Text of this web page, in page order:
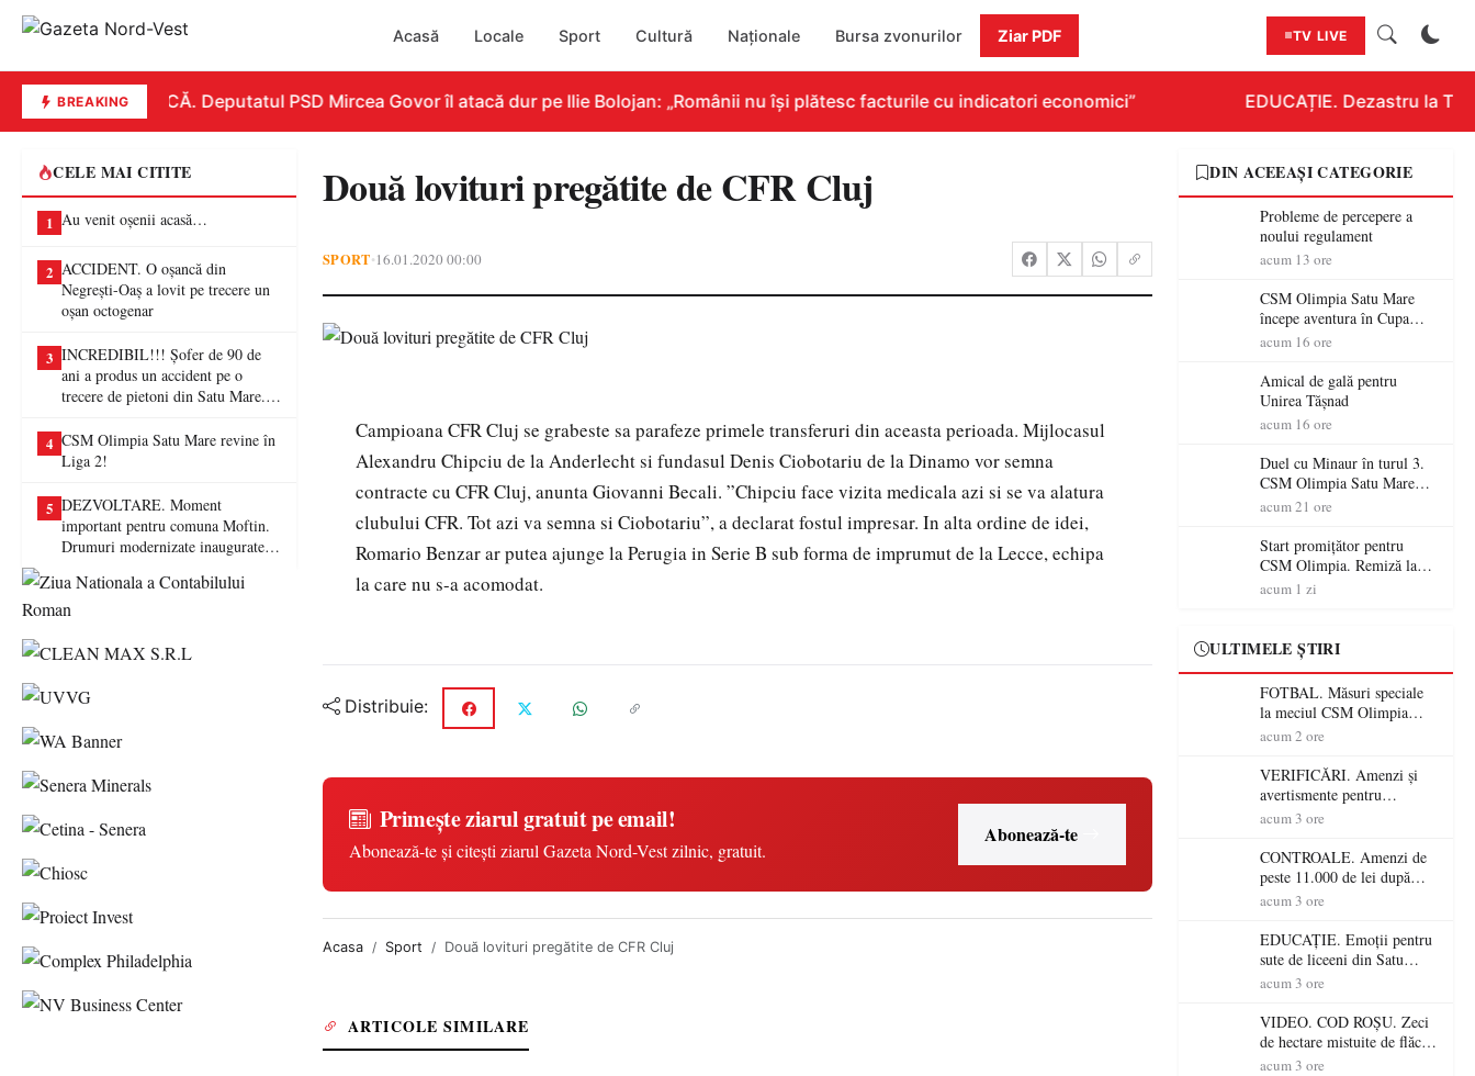
Acasă Locale Sport Cultură Naționale Bursa zvonurilor Ziar PDF TV LIVE
BREAKINGREPLICĂ. Deputatul PSD Mircea Govor îl atacă dur pe Ilie Bolojan: „Românii nu își plătesc facturile cu indicatori economici” EDUCAȚIE. Dezastru la
CELE MAI CITITE
1 Au venit oșenii acasă…
2 ACCIDENT. O oșancă din
Negrești-Oaș a lovit pe trecere un
oșan octogenar
3 INCREDIBIL!!! Șofer de 90 de
ani a produs un accident pe o
trecere de pietoni din Satu Mare. O
4 CSM Olimpia Satu Mare revine în
Liga 2!
5 DEZVOLTARE. Moment
important pentru comuna Moftin.
Drumuri modernizate inaugurate în
Două lovituri pregătite de CFR Cluj
SPORT•16.01.2020 00:00
Campioana CFR Cluj se grabeste sa parafeze primele transferuri din aceasta perioada. Mijlocasul
Alexandru Chipciu de la Anderlecht si fundasul Denis Ciobotariu de la Dinamo vor semna
contracte cu CFR Cluj, anunta Giovanni Becali. ”Chipciu face vizita medicala azi si se va alatura
clubului CFR. Tot azi va semna si Ciobotariu”, a declarat fostul impresar. In alta ordine de idei,
Romario Benzar ar putea ajunge la Perugia in Serie B sub forma de imprumut de la Lecce, echipa
la care nu s-a acomodat.
Distribuie:
Primește ziarul gratuit pe email!
Abonează-te și citești ziarul Gazeta Nord-Vest zilnic, gratuit.
Abonează-te
Acasa Sport Două lovituri pregătite de CFR Cluj
ARTICOLE SIMILARE
DIN ACEEAȘI CATEGORIE
Probleme de percepere a
noului regulament
acum 13 ore
CSM Olimpia Satu Mare
începe aventura în Cupa
României la Baia Mare
acum 16 ore
Amical de gală pentru
Unirea Tășnad
acum 16 ore
Duel cu Minaur în turul 3.
CSM Olimpia Satu Mare
începe aventura în Cupa
acum 21 ore
Start promițător pentru
CSM Olimpia. Remiză la
Dumbrăvița în debutul
acum 1 zi
ULTIMELE ȘTIRI
FOTBAL. Măsuri speciale
la meciul CSM Olimpia
Satu Mare – CSM Reșița!
avertismente clare pentru
suporteri
acum 2 ore
VERIFICĂRI. Amenzi și
avertismente pentru
crescătorii de animale din
controale în toate
gospodăriile și face apel la
respectarea legii
acum 3 ore
CONTROALE. Amenzi de
peste 11.000 de lei după
controalele DSVSA Satu
cantină, sancționate pentru
nereguli
acum 3 ore
EDUCAȚIE. Emoții pentru
sute de liceeni din Satu
Mare! Începe BAC-ul de
acum 3 ore
VIDEO. COD ROȘU. Zeci
de hectare mistuite de flăcări
în Satu Mare! Pompierii au
acum 3 ore